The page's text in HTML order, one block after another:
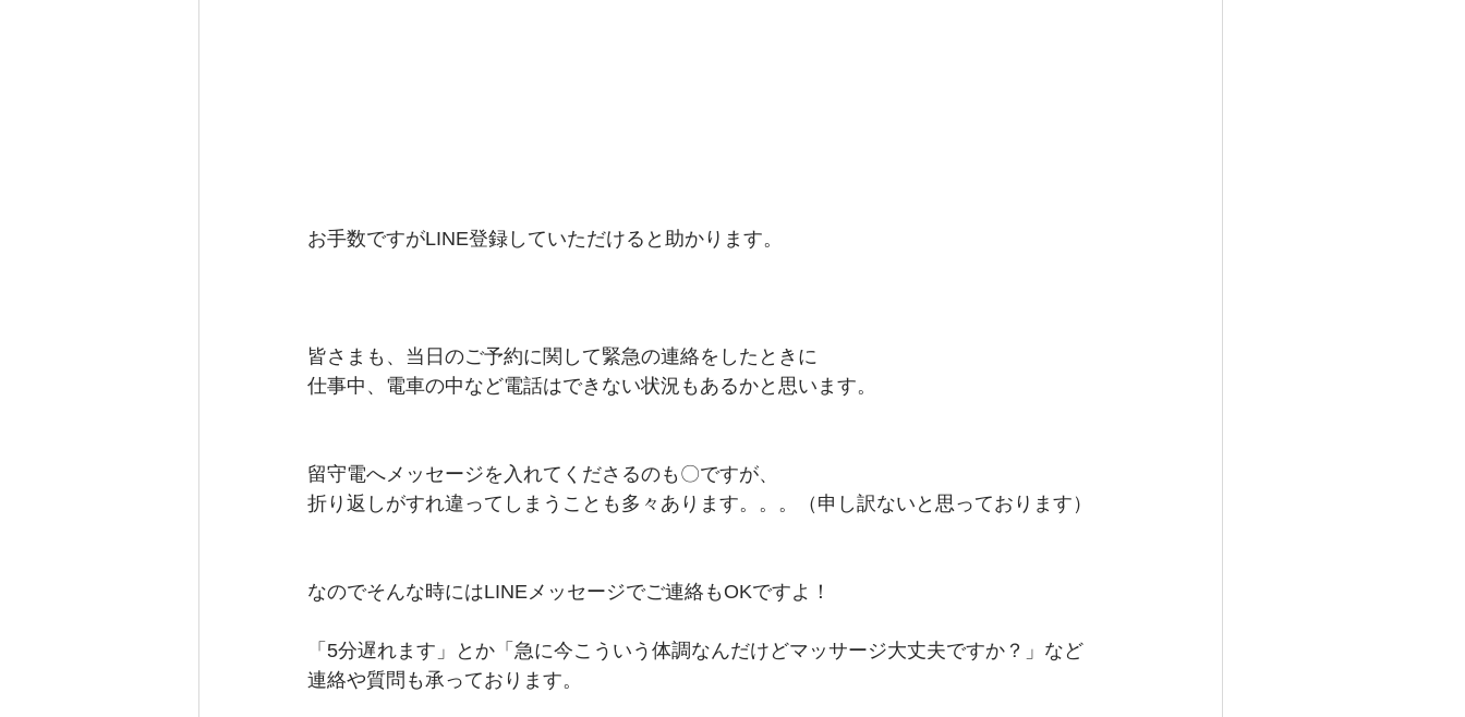
お手数ですがLINE登録していただけると助かります。
皆さまも、当日のご予約に関して緊急の連絡をしたときに
仕事中、電車の中など電話はできない状況もあるかと思います。
留守電へメッセージを入れてくださるのも〇ですが、
折り返しがすれ違ってしまうことも多々あります。。。（申し訳ないと思っております）
なのでそんな時にはLINEメッセージでご連絡もOKですよ！
「5分遅れます」とか「急に今こういう体調なんだけどマッサージ大丈夫ですか？」など
連絡や質問も承っております。